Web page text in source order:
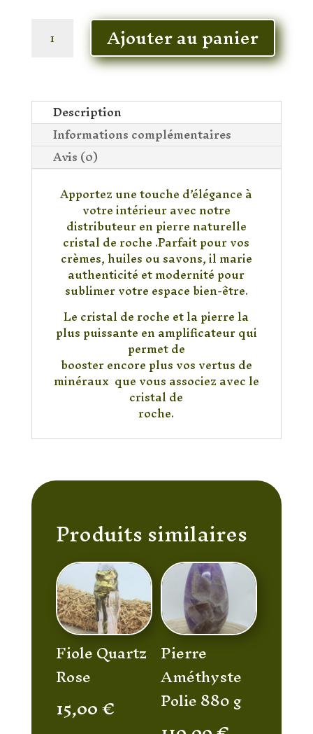
de
roche
Brute
Ajouter au panier
Description
Informations complémentaires
Avis (0)
Apportez une touche d’élégance à
votre intérieur avec notre
distributeur en pierre naturelle
cristal de roche .Parfait pour vos
crèmes, huiles ou savons, il marie
authenticité et modernité pour
sublimer votre espace bien-être.
Le cristal de roche et la pierre la
plus puissante en amplificateur qui
permet de
booster encore plus vos vertus de
minéraux que vous associez avec le
cristal de
roche.
Produits similaires
Fiole Quartz
Rose
15,00€
Pierre
Améthyste
Polie 880 g